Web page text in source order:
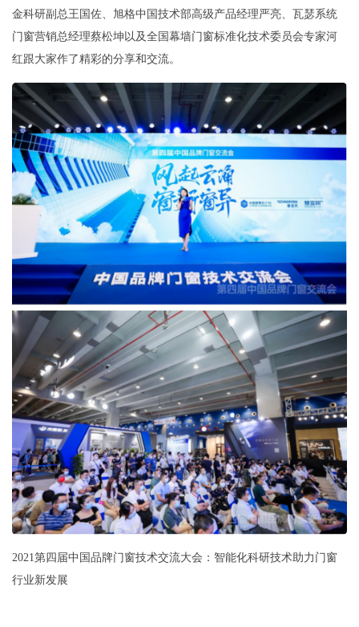
金科研副总王国佐、旭格中国技术部高级产品经理严亮、瓦瑟系统
门窗营销总经理蔡松坤以及全国幕墙门窗标准化技术委员会专家河
红跟大家作了精彩的分享和交流。
2021第四届中国品牌门窗技术交流大会：智能化科研技术助力门窗
行业新发展